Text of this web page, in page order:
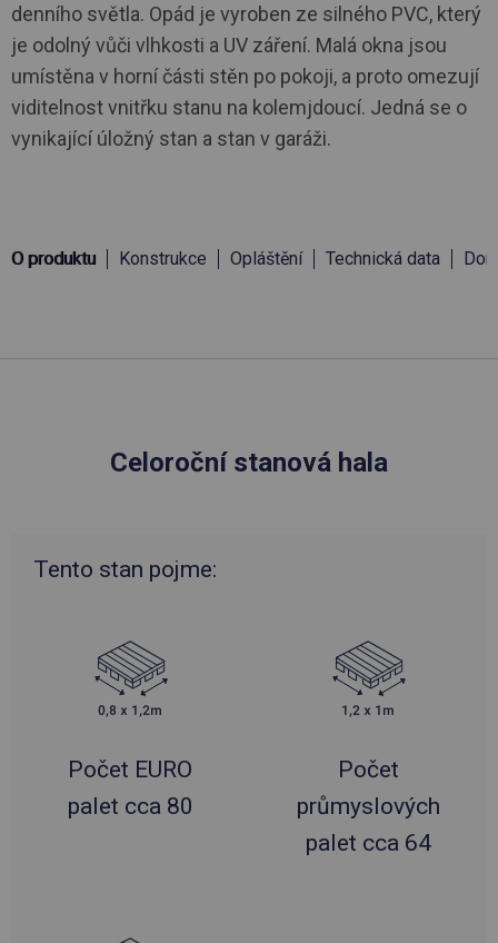
denního světla. Opád je vyroben ze silného PVC, který
je odolný vůči vlhkosti a UV záření. Malá okna jsou
umístěna v horní části stěn po pokoji, a proto omezují
viditelnost vnitřku stanu na kolemjdoucí. Jedná se o
vynikající úložný stan a stan v garáži.
O produktu Konstrukce Opláštění Technická data
Celoroční stanová hala
Tento stan pojme:
Počet EURO
palet cca 80
Počet
průmyslových
palet cca 64